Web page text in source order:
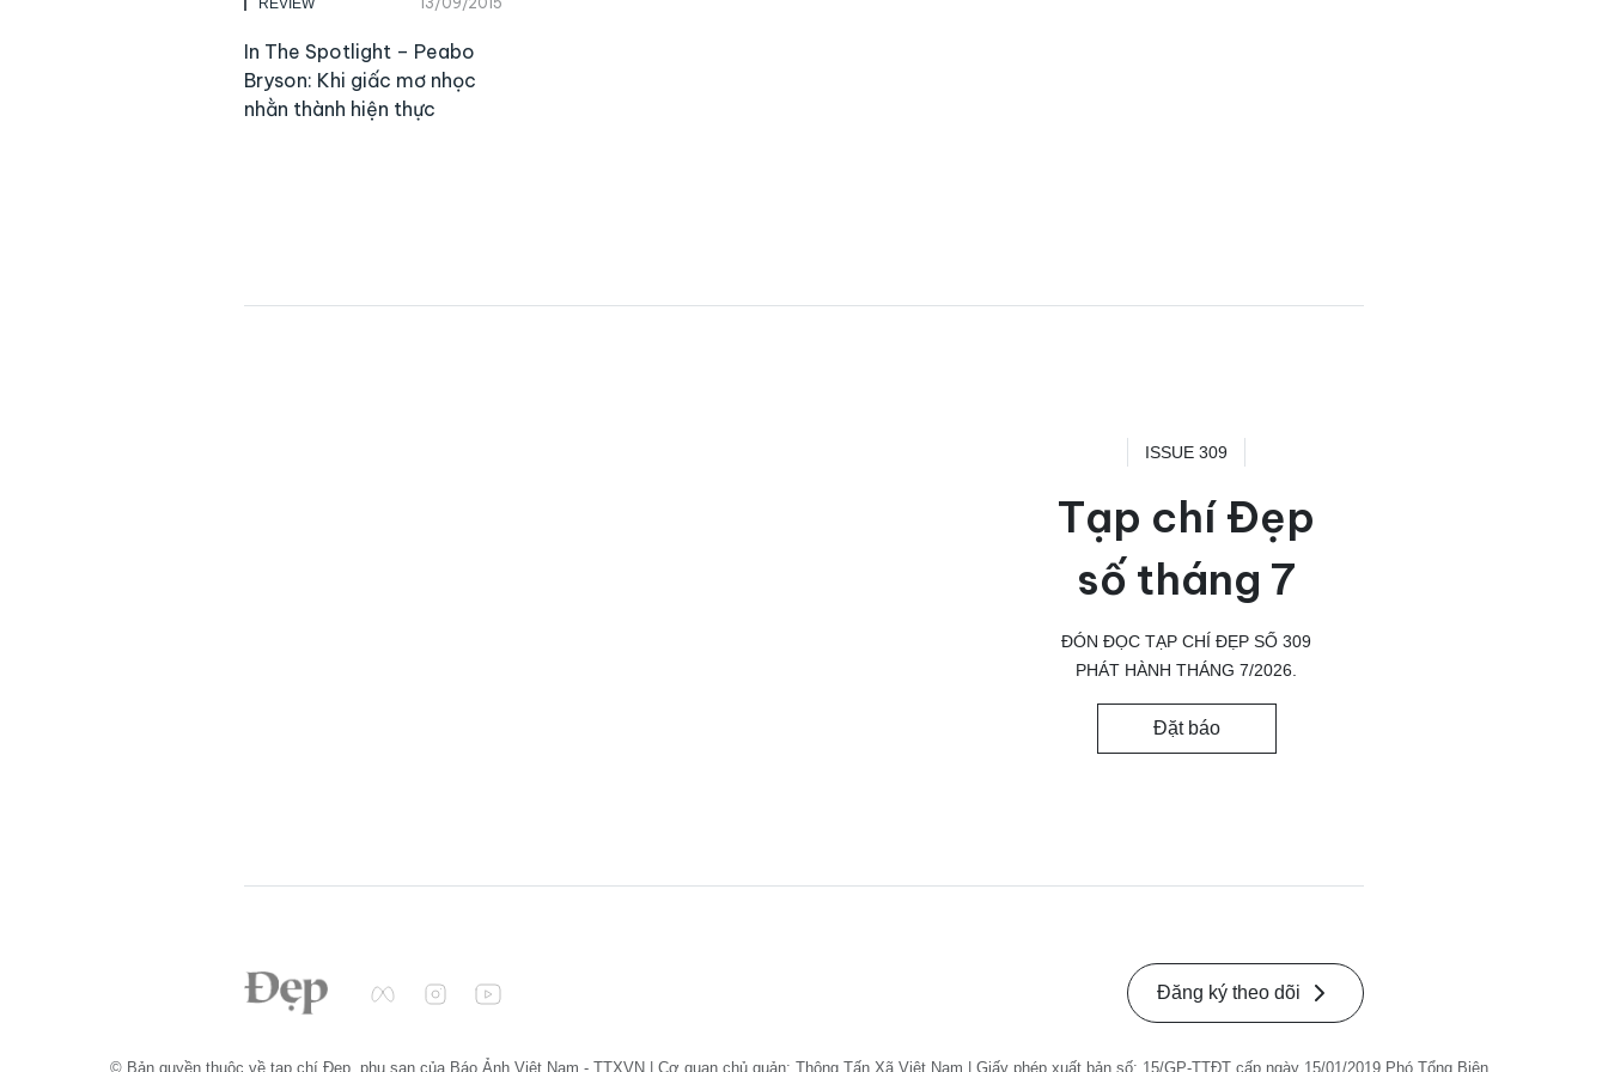
In The Spotlight – Peabo
Bryson: Khi giấc mơ nhọc
nhằn thành hiện thực
ISSUE 309
Tạp chí Đẹp
số tháng 7
ĐÓN ĐỌC TẠP CHÍ ĐẸP SỐ 309
PHÁT HÀNH THÁNG 7/2026.
Đặt báo
Đăng ký theo dõi
© Bản quyền thuộc về tạp chí Đẹp, phụ san của Báo Ảnh Việt Nam - TTXVN | Cơ quan chủ quản: Thông Tấn Xã Việt Nam | Giấy phép xuất bản số: 15/GP-TTĐT cấp ngày 15/01/2019 Phó Tổng Biên